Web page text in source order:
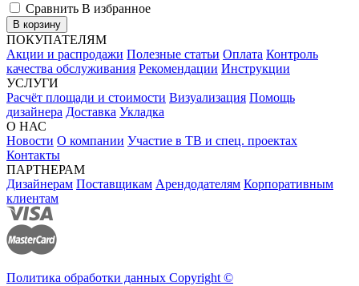
Сравнить В избранное
В корзину
ПОКУПАТЕЛЯМ
Акции и распродажи Полезные статьи Оплата Контроль
качества обслуживания Рекомендации Инструкции
УСЛУГИ
Расчёт площади и стоимости Визуализация Помощь
дизайнера Доставка Укладка
О НАС
Новости О компании Участие в ТВ и спец. проектах
Контакты
ПАРТНЕРАМ
Дизайнерам Поставщикам Арендодателям Корпоративным
клиентам
Политика обработки данных Copyright ©